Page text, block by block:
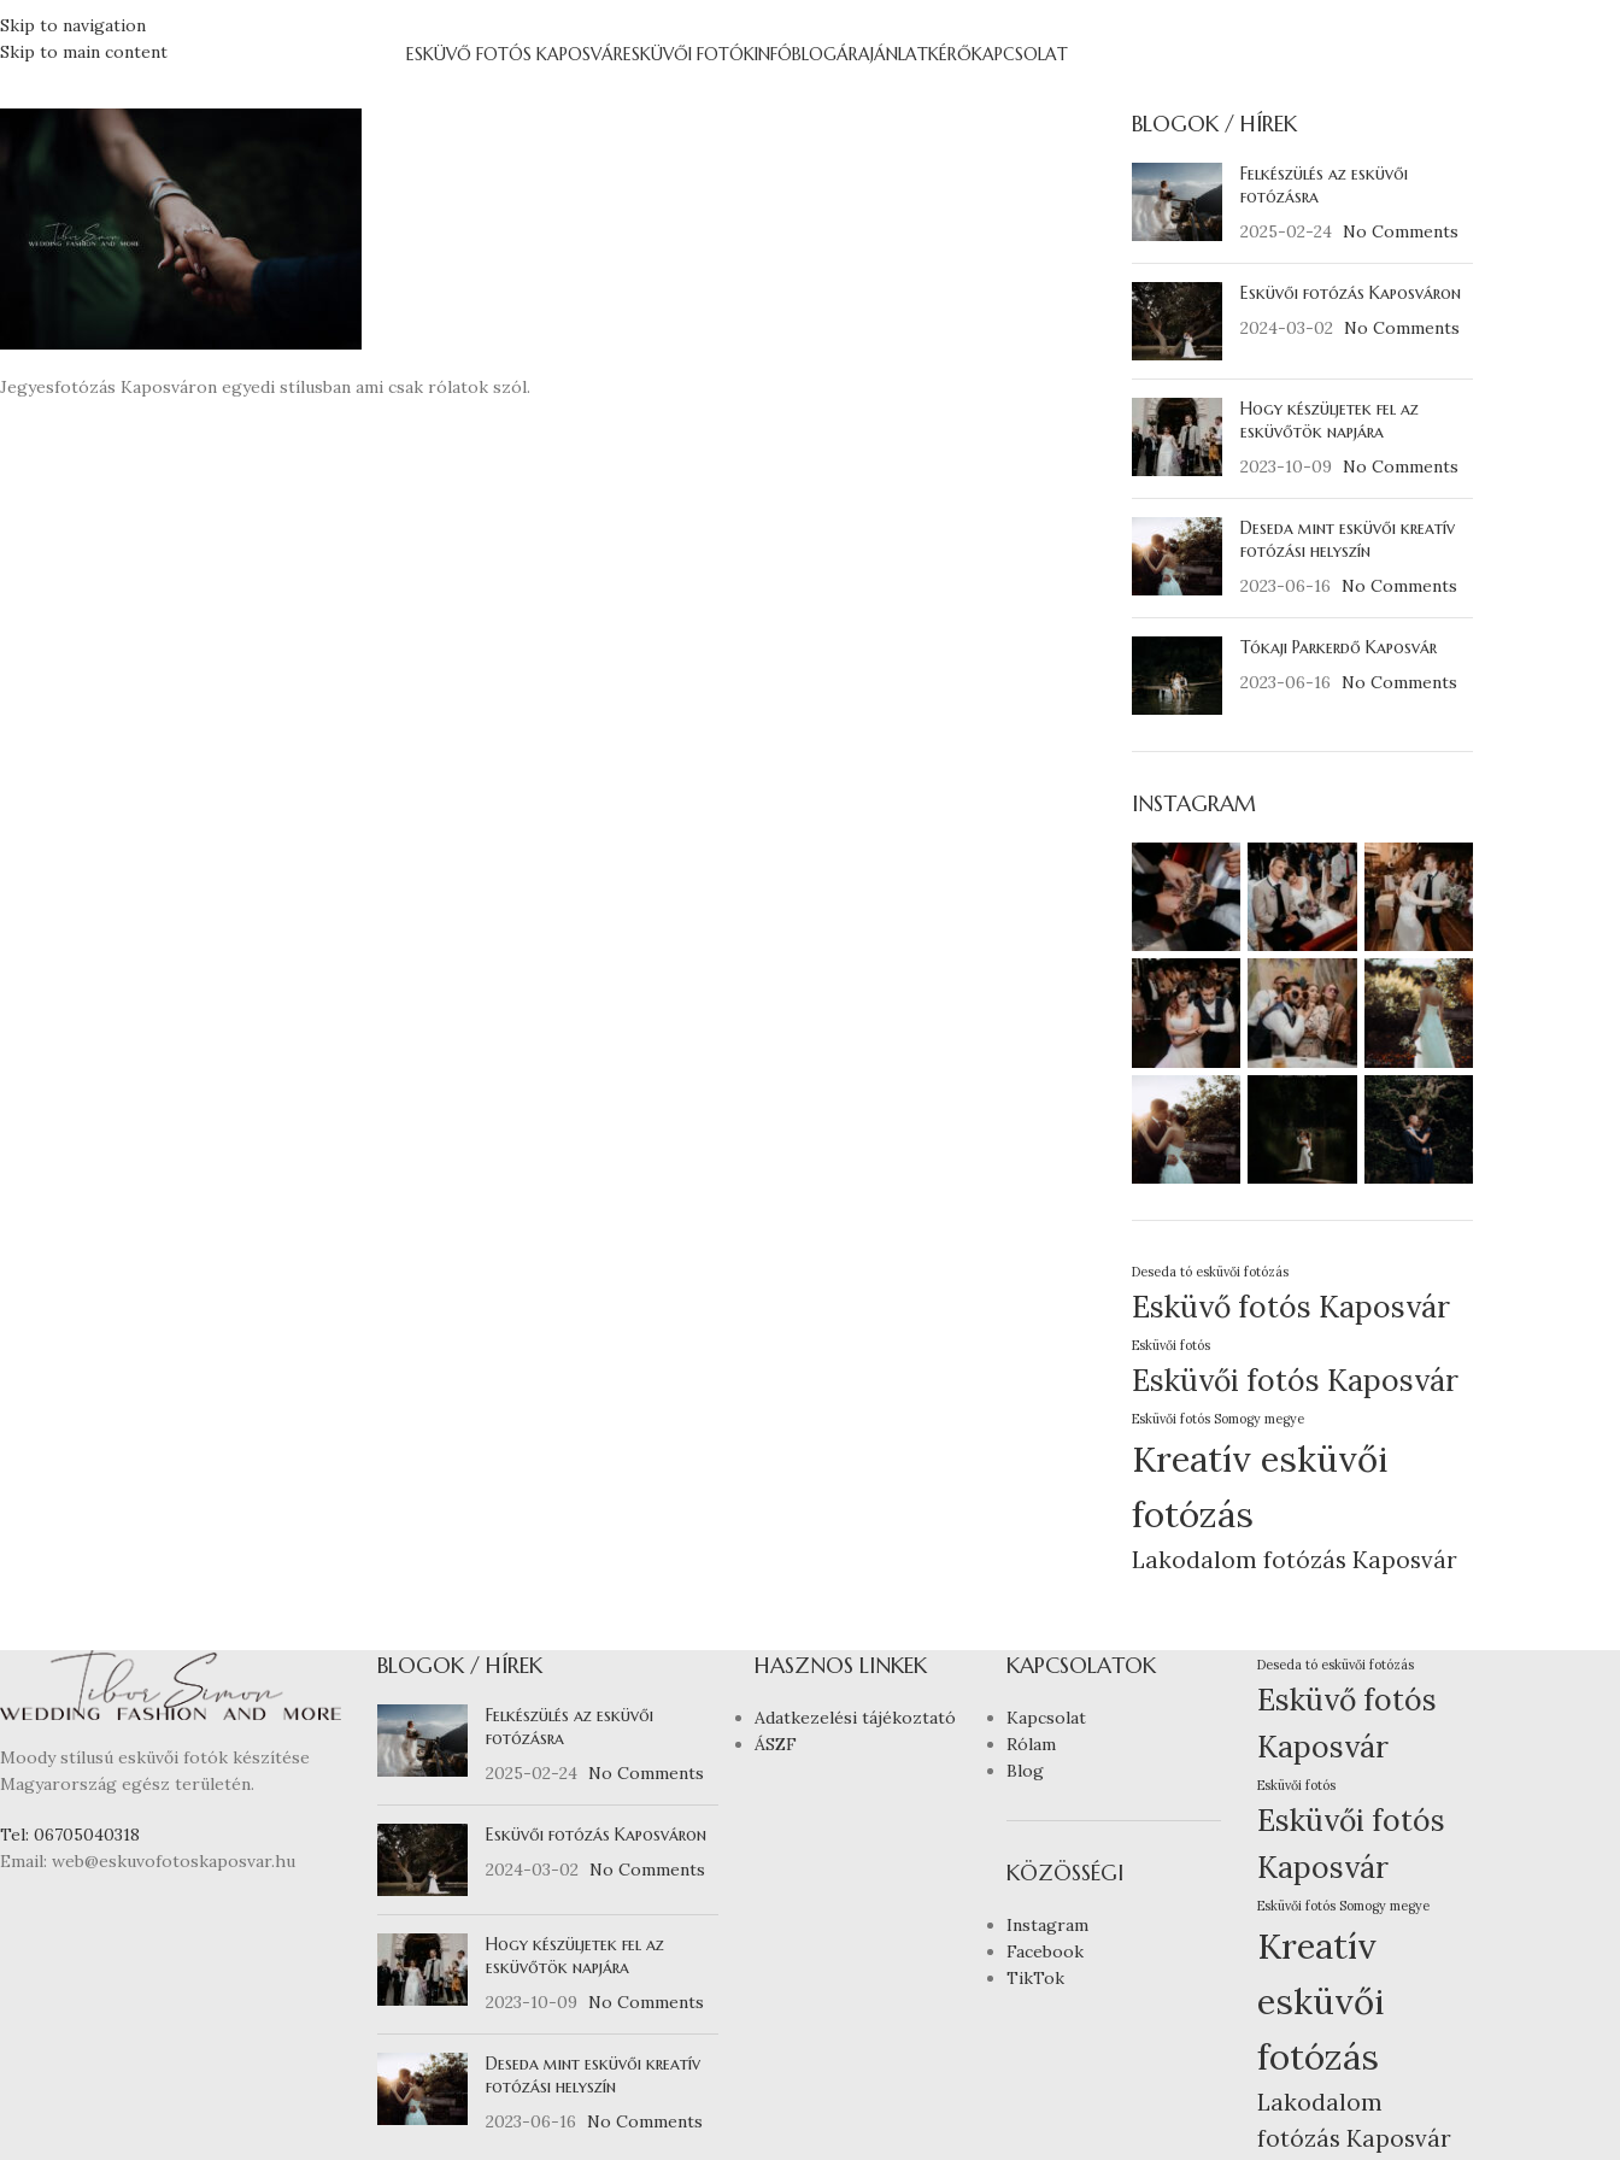
Skip to navigation
Skip to main content
ESKÜVŐ FOTÓS KAPOSVÁRESKÜVŐI FOTÓKINFÓBLOGÁRAJÁNLATKÉRŐKAPCSOLAT
Jegyesfotózás Kaposváron egyedi stílusban ami csak rólatok szól.
BLOGOK / HÍREK
Felkészülés az esküvői
fotózásra
2025-02-24 No Comments
Esküvői fotózás Kaposváron
2024-03-02 No Comments
Hogy készüljetek fel az
esküvőtök napjára
2023-10-09 No Comments
Deseda mint esküvői kreatív
fotózási helyszín
2023-06-16 No Comments
Tókaji Parkerdő Kaposvár
2023-06-16 No Comments
INSTAGRAM
Deseda tó esküvői fotózás
Esküvő fotós Kaposvár
Esküvői fotós
Esküvői fotós Kaposvár
Esküvői fotós Somogy megye
Kreatív esküvői
fotózás
Lakodalom fotózás Kaposvár
Moody stílusú esküvői fotók készítése
Magyarország egész területén.
Tel: 06705040318
Email: web@eskuvofotoskaposvar.hu
BLOGOK / HÍREK
Felkészülés az esküvői
fotózásra
2025-02-24 No Comments
Esküvői fotózás Kaposváron
2024-03-02
No Comments
Hogy készüljetek fel az
esküvőtök napjára
2023-10-09
No Comments
Deseda mint esküvői kreatív
fotózási helyszín
2023-06-16
No Comments
HASZNOS LINKEK
Adatkezelési tájékoztató
ÁSZF
KAPCSOLATOK
Kapcsolat
Rólam
Blog
KÖZÖSSÉGI
Instagram
Facebook
TikTok
Deseda tó esküvői fotózás
Esküvő fotós
Kaposvár
Esküvői fotós
Esküvői fotós
Kaposvár
Esküvői fotós Somogy megye
Kreatív
esküvői
fotózás
Lakodalom
fotózás Kaposvár